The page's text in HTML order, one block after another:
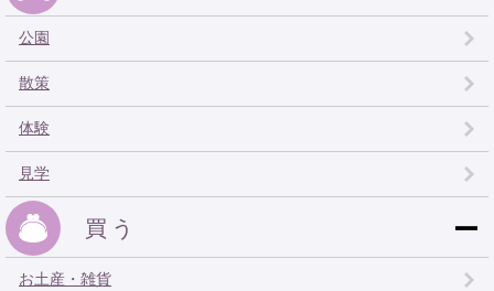
公園
散策
体験
見学
買う
お土産・雑貨